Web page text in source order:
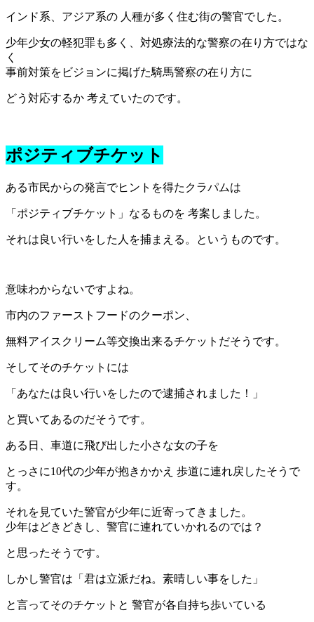
インド系、アジア系の 人種が多く住む街の警官でした。
少年少女の軽犯罪も多く、対処療法的な警察の在り方ではな
く
事前対策をビジョンに掲げた騎馬警察の在り方に
どう対応するか 考えていたのです。
ポジティブチケット
ある市民からの発言でヒントを得たクラパムは
「ポジティブチケット」なるものを 考案しました。
それは良い行いをした人を捕まえる。というものです。
意味わからないですよね。
市内のファーストフードのクーポン、
無料アイスクリーム等交換出来るチケットだそうです。
そしてそのチケットには
「あなたは良い行いをしたので逮捕されました！」
と買いてあるのだそうです。
ある日、車道に飛び出した小さな女の子を
とっさに10代の少年が抱きかかえ 歩道に連れ戻したそうで
す。
それを見ていた警官が少年に近寄ってきました。
少年はどきどきし、警官に連れていかれるのでは？
と思ったそうです。
しかし警官は「君は立派だね。素晴しい事をした」
と言ってそのチケットと 警官が各自持ち歩いている